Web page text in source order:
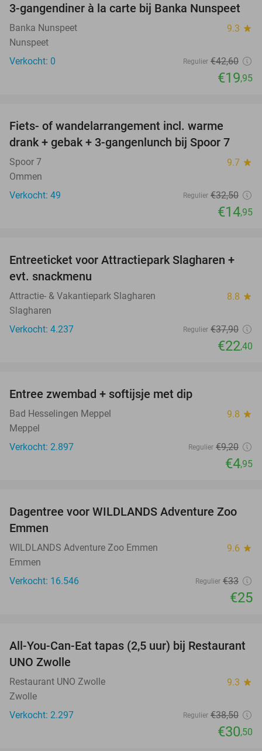
53%
NEW
TODAY
3-gangendiner à la carte bij Banka Nunspeet
Banka Nunspeet 9.3 star
Nunspeet
Verkocht: 0
Regulier €42,60
€19,95
Fiets- of wandelarrangement incl. warme
drank + gebak + 3-gangenlunch bij Spoor 7
Spoor 7 9.7 star
Ommen
Verkocht: 49
Regulier €32,50
€14,95
41%
Entreeticket voor Attractiepark Slagharen +
evt. snackmenu
Attractie- & Vakantiepark Slagharen 8.8 star
Slagharen
Verkocht: 4.237
Regulier €37,90
€22,40
Entree zwembad + softijsje met dip
Bad Hesselingen Meppel 9.8 star
Meppel
Verkocht: 2.897
Regulier €9,20
€4,95
24%
Dagentree voor WILDLANDS Adventure Zoo
Emmen
WILDLANDS Adventure Zoo Emmen 9.6 star
Emmen
Verkocht: 16.546
Regulier €33
€25
21%
All-You-Can-Eat tapas (2,5 uur) bij Restaurant
UNO Zwolle
Restaurant UNO Zwolle 9.3 star
Zwolle
Verkocht: 2.297
Regulier €38,50
€30,50